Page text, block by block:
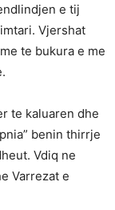
e tij
Vjershat
te bukura e me
te kaluaren dhe
benin thirrje
Vdiq ne
Varrezat e